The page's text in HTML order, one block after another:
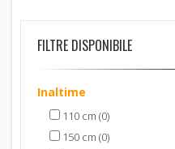
FILTRE DISPONIBILE
Inaltime
110 cm (0)
150 cm (0)